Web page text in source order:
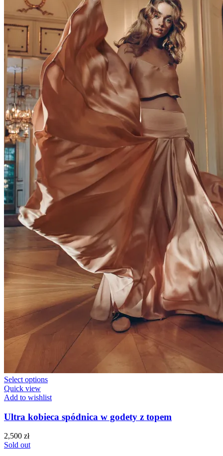
Select options
Quick view
Add to wishlist
Ultra kobieca spódnica w godety z topem
2,500 zł
Sold out